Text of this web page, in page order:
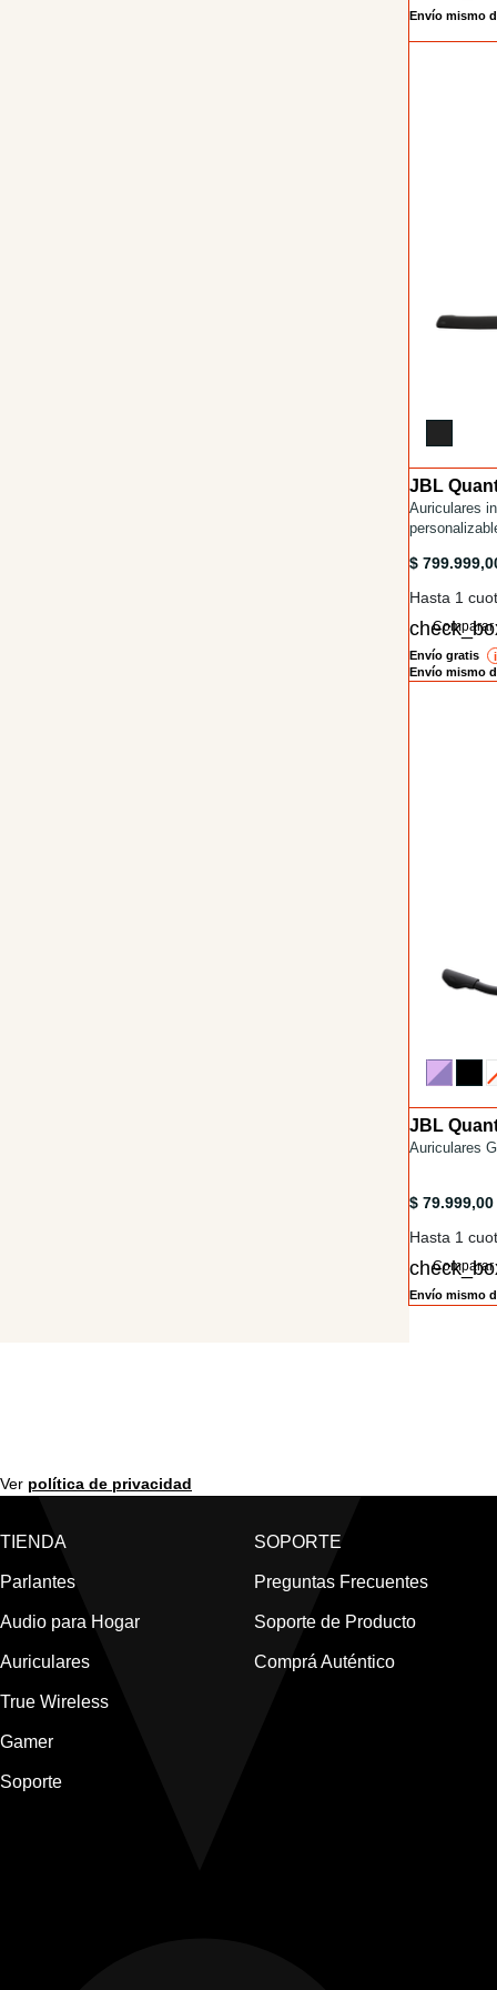
Envío mismo
JBL
/auriculares/
Auriculares
/
$
Installments
Hasta 1
Comparar
Envío gratis i
Envío mismo
JBL
/headset-
Auriculares
/headset-
$ 79.999,00
Installments
Hasta 1
Comparar
Envío mismo
Ver política de privacidad
TIENDA
Parlantes
Audio para Hogar
Auriculares
True Wireless
Gamer
Soporte
SOPORTE
Preguntas Frecuentes
Soporte de Producto
Comprá Auténtico